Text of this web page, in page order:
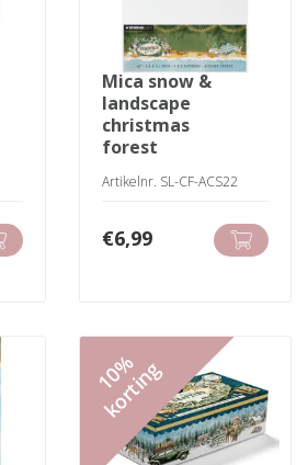
mica snow &
landscape
christmas
forest
Artikelnr. SL-CF-ACS22
€6,99
10%
korting